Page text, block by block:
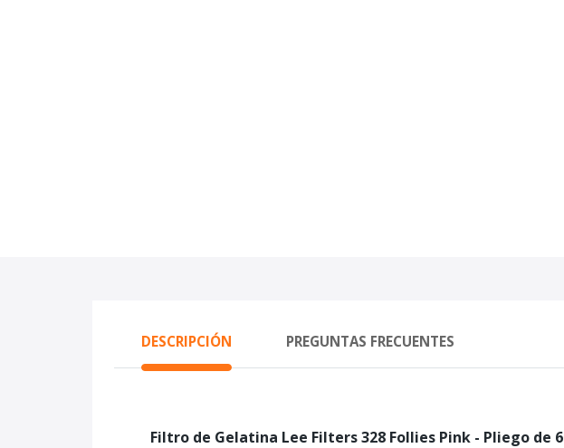
DESCRIPCIÓN PREGUNTAS FRECUENTES
Filtro de Gelatina Lee Filters 328 Follies Pink - Pliego de